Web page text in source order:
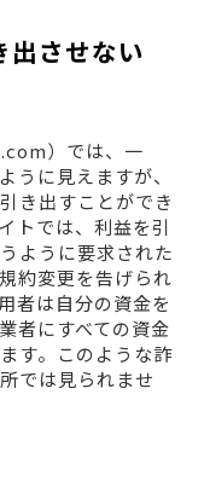
出させない
）では、一
うに見えますが、
き出すことができ
トでは、利益を引
ように要求された
約変更を告げられ
者は自分の資金を
者にすべての資金
す。このような詐
では見られませ